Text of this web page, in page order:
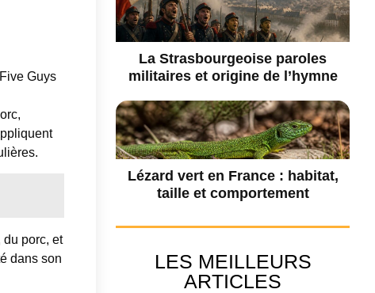
Guys
du porc, et
dans son
La Strasbourgeoise paroles
militaires et origine de l’hymne
Lézard vert en France : habitat,
taille et comportement
LES MEILLEURS
ARTICLES